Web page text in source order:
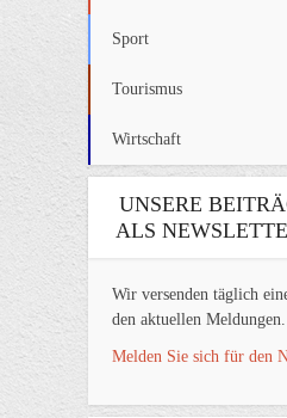
Sport
Tourismus
Wirtschaft
UNSERE
ALS
Wir versenden täglich
den aktuellen Meldungen.
Melden Sie sich für den